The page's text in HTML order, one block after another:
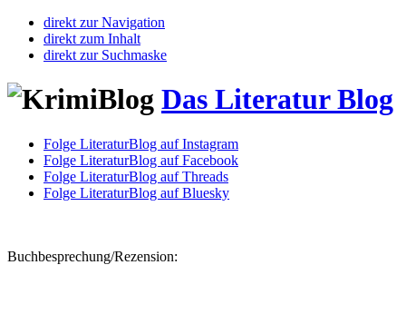
direkt zur Navigation
direkt zum Inhalt
direkt zur Suchmaske
Das Literatur Blog
Folge LiteraturBlog auf Instagram
Folge LiteraturBlog auf Facebook
Folge LiteraturBlog auf Threads
Folge LiteraturBlog auf Bluesky
Buchbesprechung/Rezension: